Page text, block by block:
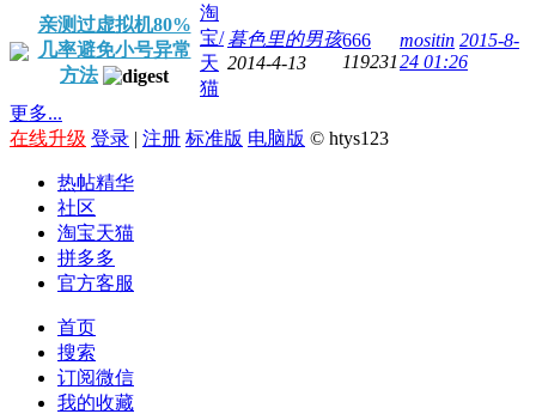
亲测过虚拟机80%
几率避免小号异常
方法
淘
宝/
天
猫
暮色里的男孩
2014-4-13
666
119231
mositin 2015-8-
24 01:26
更多...
在线升级 登录 | 注册 标准版 电脑版 © htys123
热帖精华
社区
淘宝天猫
拼多多
官方客服
首页
搜索
订阅微信
我的收藏